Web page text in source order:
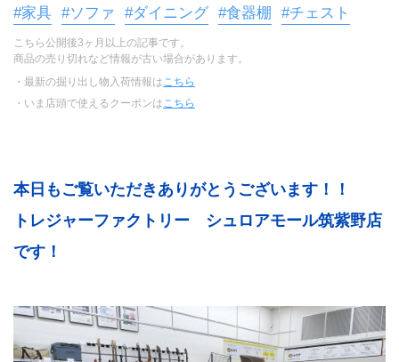
#家具 #ソファ #ダイニング #食器棚 #チェスト
こちら公開後3ヶ月以上の記事です。
商品の売り切れなど情報が古い場合があります。
・最新の掘り出し物入荷情報はこちら
・いま店頭で使えるクーポンはこちら
本日もご覧いただきありがとうございます！！
トレジャーファクトリー　シュロアモール筑紫野店
です！